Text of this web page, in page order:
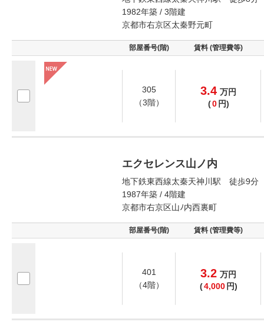
1982年築 / 3階建
京都市右京区太秦野元町
部屋番号(階) 賃料 (管理費等)
305
（3階）
3.4 万円
(0 円)
エクセレンス山ノ内
地下鉄東西線太秦天神川駅 徒歩9分
1987年築 / 4階建
京都市右京区山ﾉ内西裏町
部屋番号(階) 賃料 (管理費等)
401
（4階）
3.2 万円
(4,000 円)